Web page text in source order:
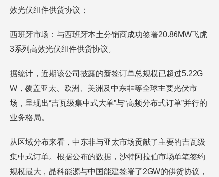
效光伏组件供货协议；
西班牙市场：与西班牙本土分销商成功签署20.86MW飞虎
3系列高效光伏组件供货协议。
据统计，近期该公司披露的新签订单总规模已超过5.22G
W，覆盖亚太、欧洲、美洲及中东非等全球主要光伏市
场，呈现出“吉瓦级集中式大单”与“高频分布式订单”并行的
业务格局。
从区域分布来看，中东非与亚太市场贡献了主要的吉瓦级
集中式订单。根据公布的数据，沙特阿拉伯市场单笔签约
规模最大，晶科能源与中国能建签署了2GW的供货协议，